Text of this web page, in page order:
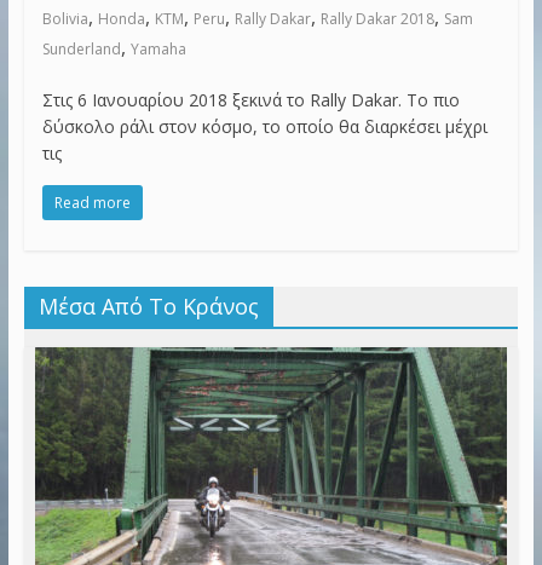
Bolivia, Honda, KTM, Peru, Rally Dakar, Rally Dakar 2018, Sam
Sunderland, Yamaha
Στις 6 Ιανουαρίου 2018 ξεκινά το Rally Dakar. Το πιο
δύσκολο ράλι στον κόσμο, το οποίο θα διαρκέσει μέχρι
τις
Read more
Μέσα Από Το Κράνος